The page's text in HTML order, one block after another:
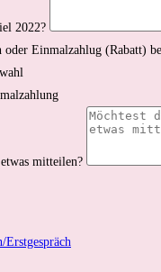
2022?
Einmalzahlug (Rabatt)
mitteilen?